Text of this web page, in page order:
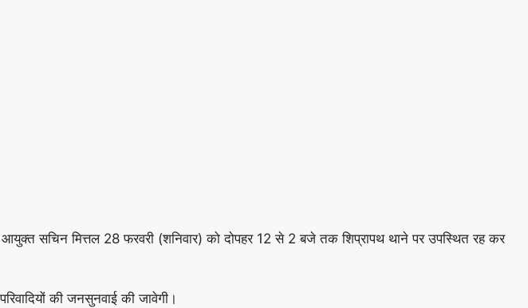
सचिन मित्तल 28 फरवरी (शनिवार) को दोपहर 12 से 2 बजे तक शिप्रापथ थाने पर उपस्थित रह कर
की जनसुनवाई की जावेगी।